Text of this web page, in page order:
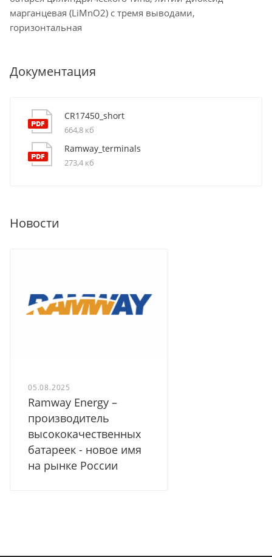
марганцевая (LiMnO2) с тремя выводами,
горизонтальная
Документация
CR17450_short
664,8 кб
Ramway_terminals
273,4 кб
Новости
05.08.2025
Ramway Energy –
производитель
высококачественных
батареек - новое имя
на рынке России